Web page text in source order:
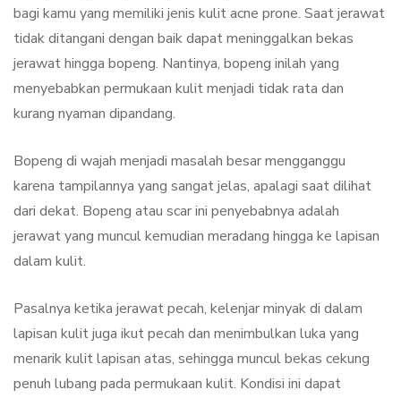
bagi kamu yang memiliki jenis kulit acne prone. Saat jerawat
tidak ditangani dengan baik dapat meninggalkan bekas
jerawat hingga bopeng. Nantinya, bopeng inilah yang
menyebabkan permukaan kulit menjadi tidak rata dan
kurang nyaman dipandang.
Bopeng di wajah menjadi masalah besar mengganggu
karena tampilannya yang sangat jelas, apalagi saat dilihat
dari dekat. Bopeng atau scar ini penyebabnya adalah
jerawat yang muncul kemudian meradang hingga ke lapisan
dalam kulit.
Pasalnya ketika jerawat pecah, kelenjar minyak di dalam
lapisan kulit juga ikut pecah dan menimbulkan luka yang
menarik kulit lapisan atas, sehingga muncul bekas cekung
penuh lubang pada permukaan kulit. Kondisi ini dapat